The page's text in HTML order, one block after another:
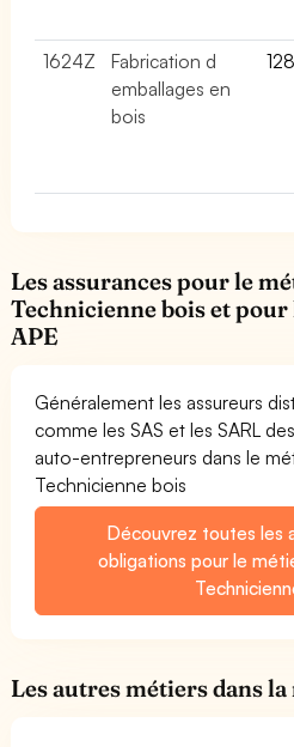
1624Z
Fabrication d
emballages en
bois
Les assurances pour le
Technicienne bois et
APE
Généralement les assureurs
comme les SAS et les SARL
auto-entrepreneurs dans le
Technicienne bois
Découvrez toutes les
obligations pour le
Les autres métiers dans